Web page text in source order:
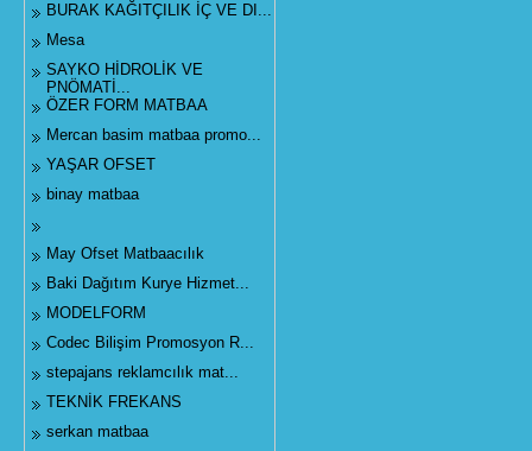
BURAK KAĞITÇILIK İÇ VE DI...
Mesa
SAYKO HİDROLİK VE
PNÖMATİ...
ÖZER FORM MATBAA
Mercan basim matbaa promo...
YAŞAR OFSET
binay matbaa
May Ofset Matbaacılık
Baki Dağıtım Kurye Hizmet...
MODELFORM
Codec Bilişim Promosyon R...
stepajans reklamcılık mat...
TEKNİK FREKANS
serkan matbaa